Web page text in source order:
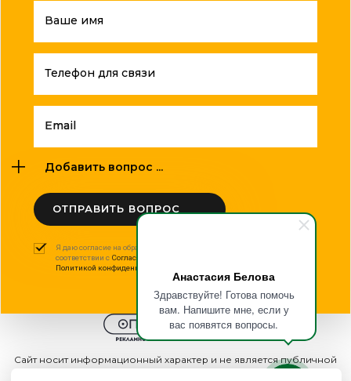
Анастасия Белова
Здравствуйте! Готова помочь
вам. Напишите мне, если у
вас появятся вопросы.
Ваше имя
Телефон для связи
Email
Добавить вопрос ...
ОТПРАВИТЬ ВОПРОС
Я даю согласие на обработку моих персональных данных в
соответствии с Согласием на обработку персональных данных
Политикой конфиденциальности
Сайт носит информационный характер и не является публичной